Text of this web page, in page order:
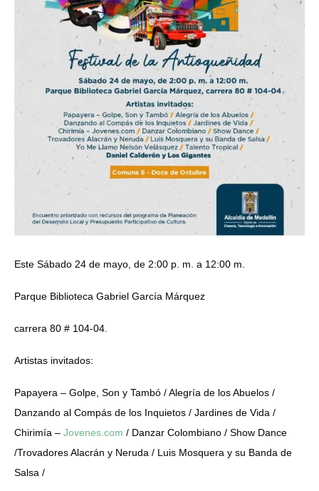
Este Sábado 24 de mayo, de 2:00 p. m. a 12:00 m.
Parque Biblioteca Gabriel García Márquez
carrera 80 # 104-04.
Artistas invitados:
Papayera – Golpe, Son y Tambó / Alegría de los Abuelos /
Danzando al Compás de los Inquietos / Jardines de Vida /
Chirimía – Jovenes.com / Danzar Colombiano / Show Dance
/Trovadores Alacrán y Neruda / Luis Mosquera y su Banda de
Salsa /